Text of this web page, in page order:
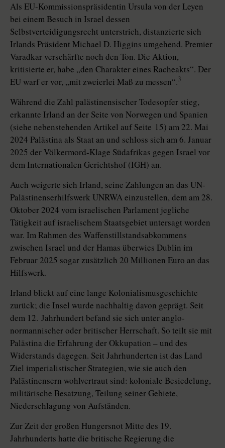
Als EU-Kommissionspräsidentin Ursula von der Leyen
bei einem Besuch in Israel dessen
Selbstverteidigungsrecht unterstrich, distanzierte sich
Irlands Präsident Michael D. Higgins umgehend. Premier
Varadkar verschärfte noch den Ton. Die Aktion,
kritisierte er, habe „den Charakter eines Racheakts“. Der
EU warf er vor, „mit zweierlei Maß zu messen“.3
Während die Zahl palästinensischer Todesopfer stieg,
erkannte Irland an der Seite von Norwegen und Spanien
(siehe nebenstehenden Artikel auf Seite 15) am 22. Mai
2024 Palästina als Staat an und schloss sich am 6. Januar
2025 der Völkermord-Klage Südafrikas gegen Israel vor
dem Internationalen Gerichtshof (IGH) an.
Auch weigerte sich Irland, seine Zahlungen an das UN-
Palästinenserhilfswerk UNRWA einzustellen, dem am 28.
Oktober 2024 vom israelischen Parlament jegliche
Tätigkeit auf israelischem Staatsgebiet untersagt worden
war. Im Rahmen des Waffenstillstandsabkommens
zwischen Israel und der Hamas überwies Dublin im
Februar 2025 sogar zusätzlich 20 Millionen Euro an das
Hilfswerk.
Irland blickt auf eine lange Kolonialismusgeschichte
zurück; die Insel wurde nachhaltig davon geprägt. Seit
dem 12. Jahrhundert befand sie sich unter anglo-
normannischer oder britischer Herrschaft. So teilt sie mit
Palästina die Erfahrung der Okkupation – und des
Widerstands dagegen. Seit Jahrhunderten ist das Land
Ziel imperialistischer Strategien, wie sie auch den
Palästinensern wohlvertraut sind: koloniale Besiedelung,
militärische Besatzung, Teilung seiner Gebiete,
Niederschlagung von Aufständen.
Zur Zeit der großen Hungersnot Mitte des 19.
Jahrhunderts hatte die britische Regierung die